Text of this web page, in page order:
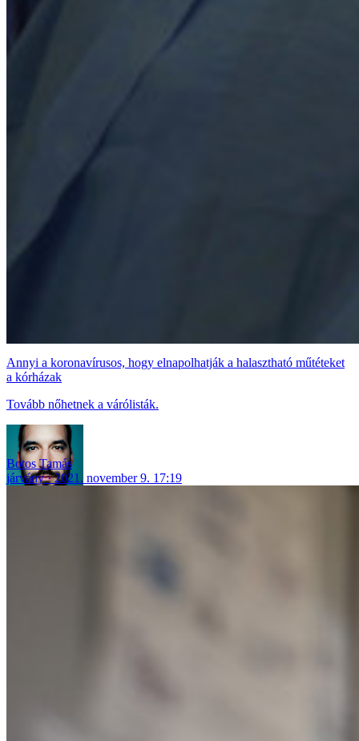
Annyi a koronavírusos, hogy elnapolhatják a halasztható műtéteket
a kórházak
Tovább nőhetnek a várólisták.
Botos Tamás
járvány
2021. november 9. 17:19